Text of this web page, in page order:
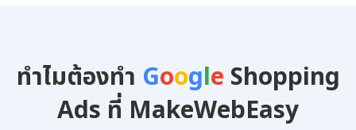
ทำไมต้องทำ Google Shopping
Ads ที่ MakeWebEasy